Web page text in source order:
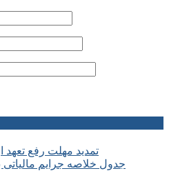
تمدید مهلت رفع تعهد
جدول خلاصه جرایم